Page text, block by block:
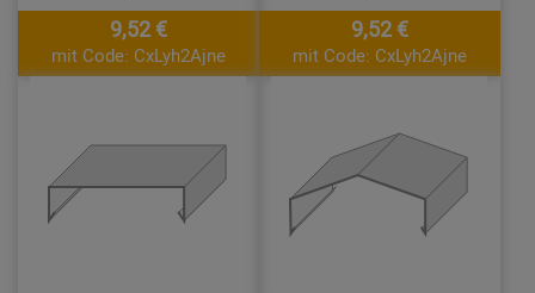
9,52 €
mit Code: CxLyh2Ajne
9,52 €
mit Code: CxLyh2Ajne